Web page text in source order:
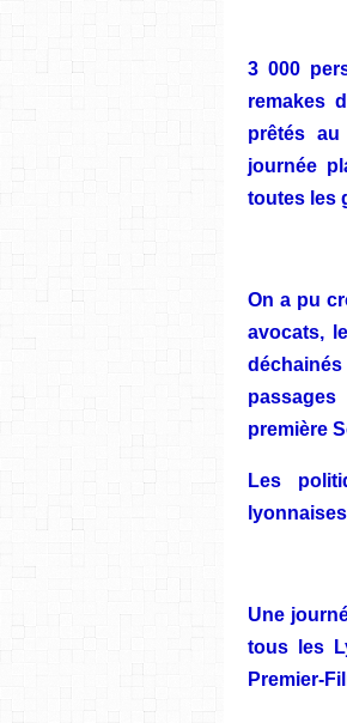
3 000
remakes
prêtés
journée
toutes les
On a pu
avocats,
première
Les
Une
tous les
Premier-